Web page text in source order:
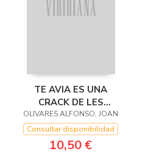
TE AVIA ES UNA
CRACK DE LES
MATES
OLIVARES ALFONSO, JOAN
Consultar disponibilidad
10,50 €